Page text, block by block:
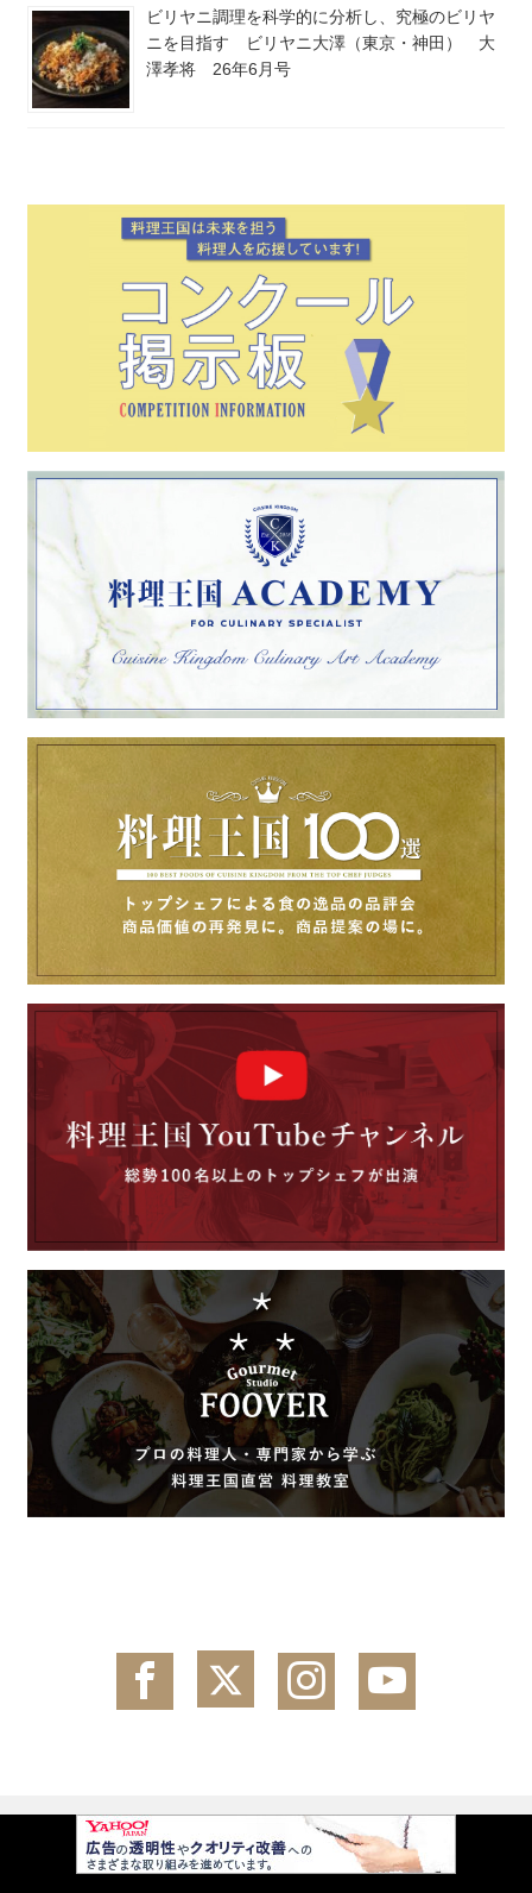
ビリヤニ調理を科学的に分析し、究極のビリヤ
ニを目指す ビリヤニ大澤（東京・神田） 大
澤孝将 26年6月号
コンテンツ一覧 メニュー